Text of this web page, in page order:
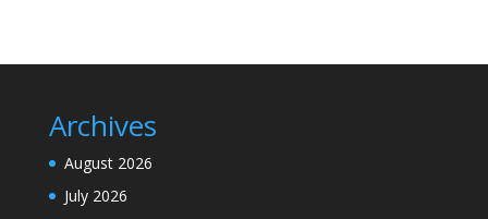
Archives
August 2026
July 2026